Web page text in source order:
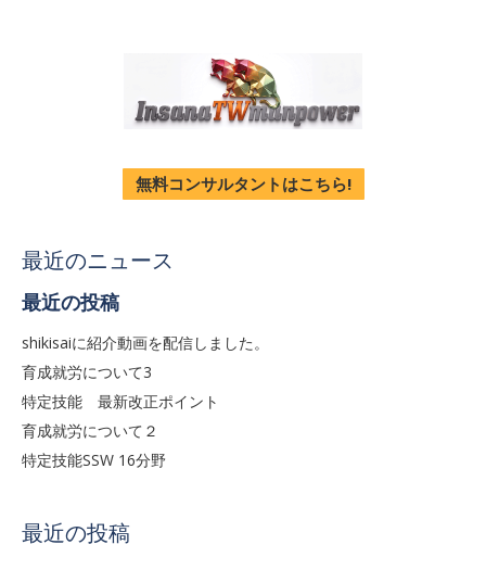
無料コンサルタントはこちら!
最近のニュース
最近の投稿
shikisaiに紹介動画を配信しました。
育成就労について3
特定技能 最新改正ポイント
育成就労について２
特定技能SSW 16分野
最近の投稿